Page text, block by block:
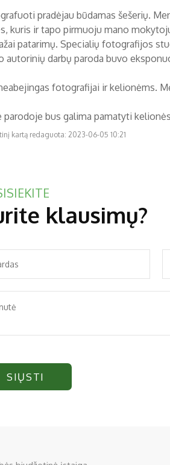
pradėjau būdamas šešerių.
kuris ir tapo pirmuoju mano
patarimų. Specialių fotografijos
autorinių darbų paroda buvo
fotografijai ir kelionėms.
parodoje bus galima pamatyti
kartą redaguota: 2023-06-05 10:21
klausimų?
SIŲSTI